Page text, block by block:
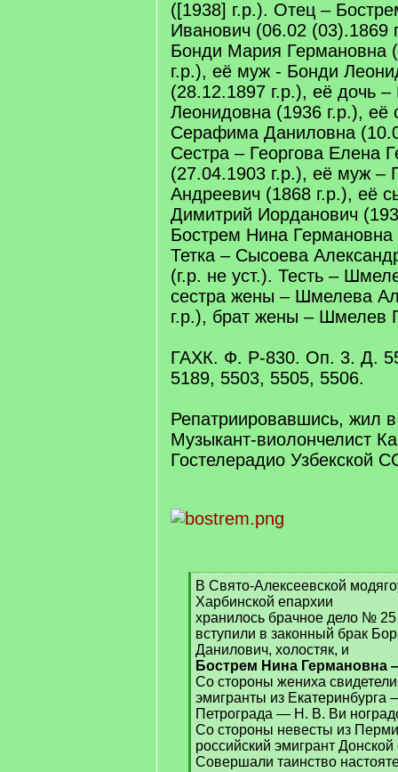
([1938] г.р.). Отец –
Иванович (06.02 (03).1869
Бонди Мария Германовна
г.р.), её муж - Бонди
(28.12.1897 г.р.), её дочь
Леонидовна (1936 г.р.), её
Серафима Даниловна
Сестра – Георгова Елена
(27.04.1903 г.р.), её муж –
Андреевич (1868 г.р.), её
Димитрий Иорданович
Бострем Нина Германовна
Тетка – Сысоева
(г.р. не уст.). Тесть –
сестра жены – Шмелева
г.р.), брат жены – Шмелев
ГАХК. Ф. Р-830. Оп. 3. Д.
5189, 5503, 5505, 5506.
Репатриировавшись, жил
Музыкант-виолончелист
Гостелерадио Узбекской
[
q
]
В Свято-Алексеевской
Харбинской епархии
хранилось брачное дело № 25
вступили в законный брак
Данилович, холостяк, и
Бострем Нина Германовна
Со стороны жениха
эмигранты из Екатеринбурга
Петрограда — Н. В. Ви
Со стороны невесты из
российский эмигрант
Совершали таинство